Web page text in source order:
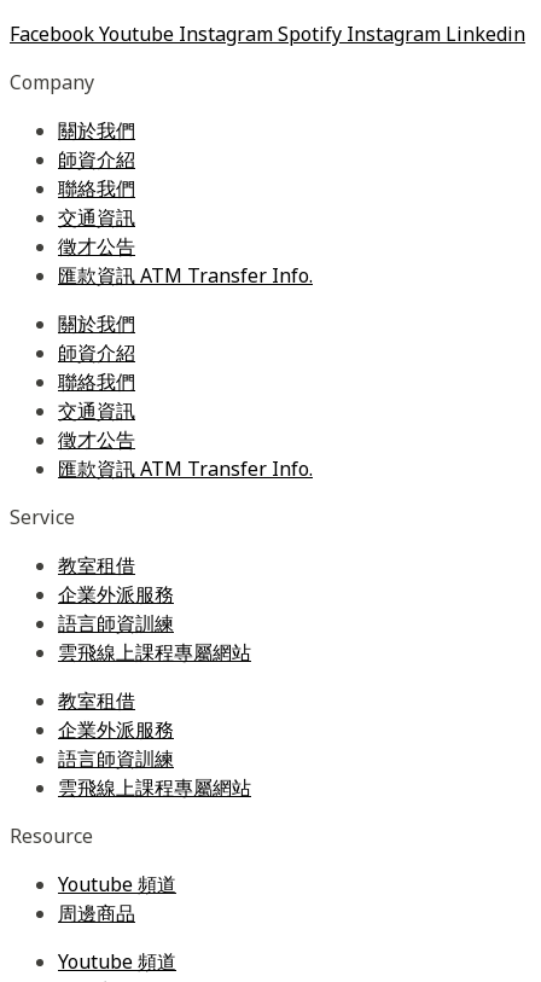
FacebookYoutube InstagramSpotify Instagram Linkedin
Company
關於我們
師資介紹
聯絡我們
交通資訊
徵才公告
匯款資訊 ATM Transfer Info.
關於我們
師資介紹
聯絡我們
交通資訊
徵才公告
匯款資訊 ATM Transfer Info.
Service
教室租借
企業外派服務
語言師資訓練
雲飛線上課程專屬網站
教室租借
企業外派服務
語言師資訓練
雲飛線上課程專屬網站
Resource
Youtube 頻道
周邊商品
Youtube 頻道